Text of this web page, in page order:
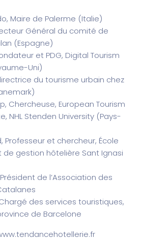
Maire de Palerme (Italie)
Général du comité de
(Espagne)
et PDG, Digital Tourism
Uni)
du tourisme urbain chez
Chercheuse, European Tourism
NHL Stenden University (Pays-
Professeur et chercheur, École
gestion hôtelière Sant Ignasi
de l’Association des
des services touristiques,
de Barcelone